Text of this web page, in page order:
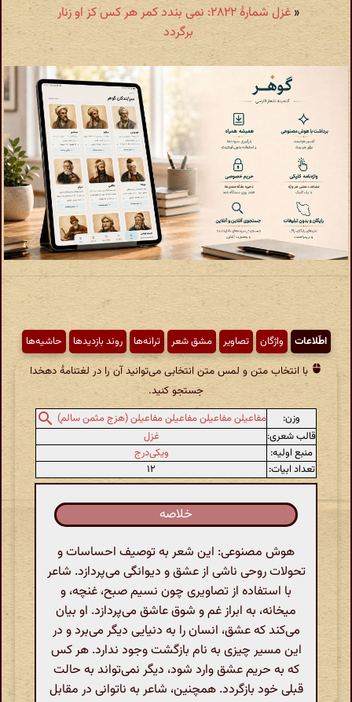
«
غزل شمارهٔ ۲۸۲۲: نمی بندد کمر هر کس کز او زنار
برگردد
اطّلاعات واژگان تصاویر مشق شعر ترانه‌ها روند بازدیدها حاشیه‌ها
با انتخاب متن و لمس متن انتخابی می‌توانید آن را در لغتنامهٔ دهخدا
جستجو کنید.
وزن:
مفاعیلن مفاعیلن مفاعیلن مفاعیلن (هزج مثمن سالم)
قالب شعری:
غزل
منبع اولیه:
ویکی‌درج
تعداد ابیات:
۱۲
خلاصه
هوش مصنوعی: این شعر به توصیف احساسات و
تحولات روحی ناشی از عشق و دیوانگی می‌پردازد. شاعر
با استفاده از تصاویری چون نسیم صبح، غنچه، و
میخانه، به ابراز غم و شوق عاشق می‌پردازد. او بیان
می‌کند که عشق، انسان را به دنیایی دیگر می‌برد و در
این مسیر چیزی به نام بازگشت وجود ندارد. هر کس
که به حریم عشق وارد شود، دیگر نمی‌تواند به حالت
قبلی خود بازگردد. همچنین، شاعر به ناتوانی در مقابل